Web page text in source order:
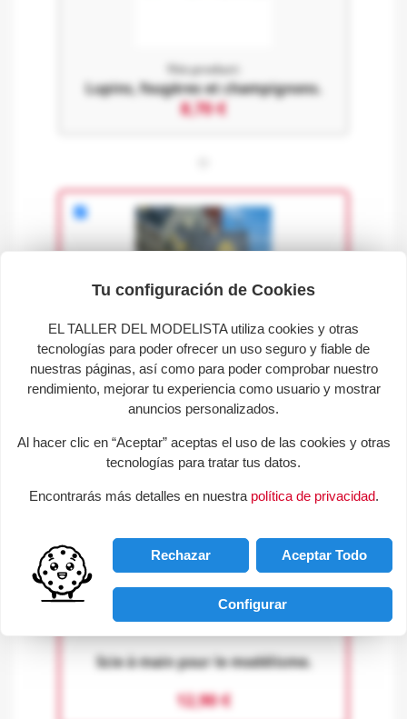
This product:
Lupins, fougères et champignons.
8,70 €
Construire sur le coin.
39,95 €
+
Scie à main pour le modélisme.
12,90 €
Tu configuración de Cookies
EL TALLER DEL MODELISTA utiliza cookies y otras
tecnologías para poder ofrecer un uso seguro y fiable de
nuestras páginas, así como para poder comprobar nuestro
rendimiento, mejorar tu experiencia como usuario y mostrar
anuncios personalizados.
Al hacer clic en “Aceptar” aceptas el uso de las cookies y otras
tecnologías para tratar tus datos.
Encontrarás más detalles en nuestra política de privacidad.
Aceptar Todo
Configurar
Rechazar